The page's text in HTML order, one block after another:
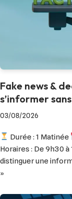
Fake news &
s’informer
03/08/2026
Durée : 1 Matinée
Horaires : De 9h30
distinguer une
»